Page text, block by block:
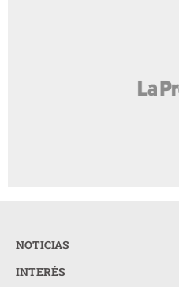
NOTICIAS
INTERÉS